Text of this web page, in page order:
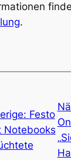
.
Festo
Notebooks